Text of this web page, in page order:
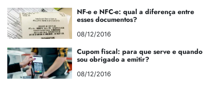
NF-e e NFC-e: qual a diferença entre
esses documentos?
08/12/2016
Cupom fiscal: para que serve e quando
sou obrigado a emitir?
08/12/2016